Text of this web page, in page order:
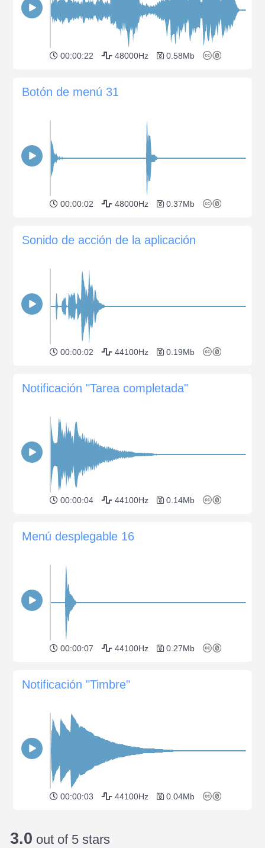
00:00:22 48000Hz 0.58Mb
Botón de menú 31
00:00:02 48000Hz 0.37Mb
Sonido de acción de la aplicación
00:00:02 44100Hz 0.19Mb
Notificación "Tarea completada"
00:00:04 44100Hz 0.14Mb
Menú desplegable 16
00:00:07 44100Hz 0.27Mb
Notificación "Timbre"
00:00:03 44100Hz 0.04Mb
3.0 out of 5 stars